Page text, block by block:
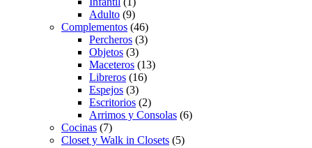
Adulto (9)
Complementos (46)
Percheros (3)
Objetos (3)
Maceteros (13)
Libreros (16)
Espejos (3)
Escritorios (2)
Arrimos y Consolas (6)
Cocinas (7)
Closet y Walk in Closets (5)